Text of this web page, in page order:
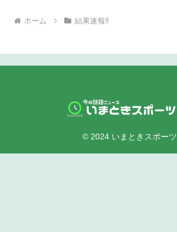
ホーム 結果速報‼︎
© 2024 いまときスポーツ.